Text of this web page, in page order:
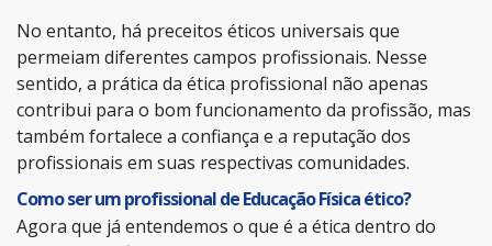
No entanto, há preceitos éticos universais que
permeiam diferentes campos profissionais. Nesse
sentido, a prática da ética profissional não apenas
contribui para o bom funcionamento da profissão, mas
também fortalece a confiança e a reputação dos
profissionais em suas respectivas comunidades.
Como ser um profissional de Educação Física ético?
Agora que já entendemos o que é a ética dentro do